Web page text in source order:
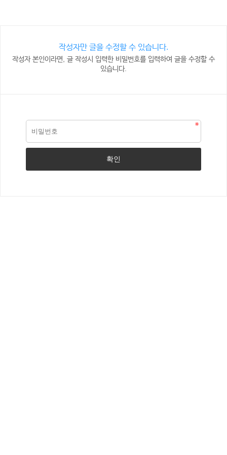
작성자만 글을 수정할 수 있습니다.
작성자 본인이라면, 글 작성시 입력한 비밀번호를 입력하여 글을 수정할 수
있습니다.